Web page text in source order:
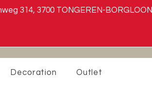
314, 3700 TONGEREN-BORGLOON
Decoration Outlet